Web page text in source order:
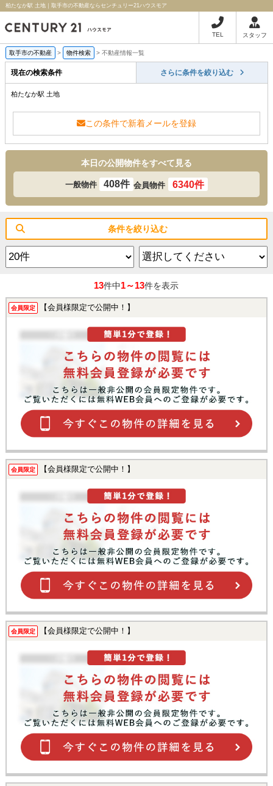
柏たなか駅 土地｜取手市の不動産ならセンチュリー21ハウスモア
TEL スタッフ
取手市の不動産 > 物件検索 > 不動産情報一覧
現在の検索条件 さらに条件を絞り込む
柏たなか駅 土地
この条件で新着メールを登録
本日の公開物件をすべて見る
一般物件 408件 会員物件 6340件
条件を絞り込む
13件中1～13件を表示
会員限定 【会員様限定で公開中！】
会員限定 【会員様限定で公開中！】
会員限定 【会員様限定で公開中！】